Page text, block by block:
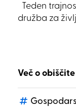
Teden
družba za
Več o obiščite